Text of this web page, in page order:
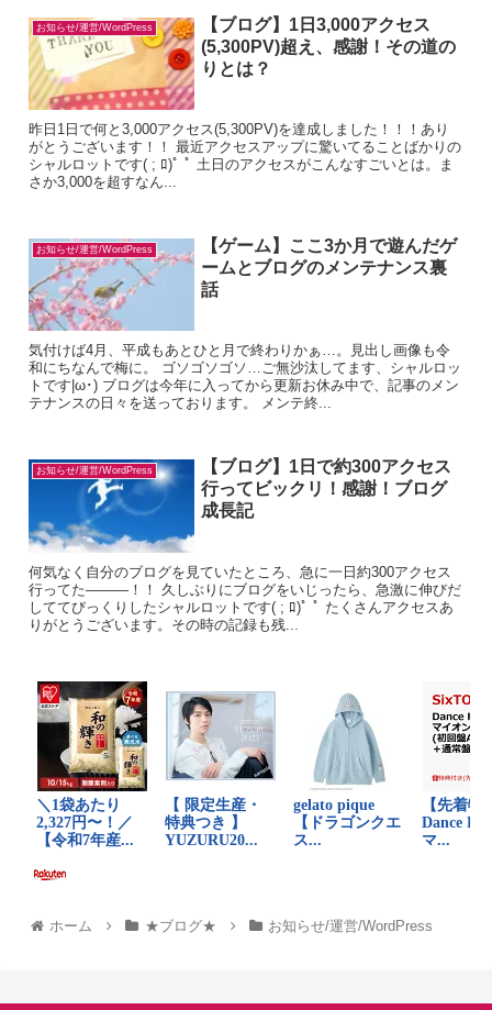
お知らせ/運営/WordPress
【ブログ】1日3,000アクセス
(5,300PV)超え、感謝！その道の
りとは？
昨日1日で何と3,000アクセス(5,300PV)を達成しました！！！あり
がとうございます！！ 最近アクセスアップに驚いてることばかりの
シャルロットです( ; ﾛ)ﾟ ﾟ 土日のアクセスがこんなすごいとは。ま
さか3,000を超すなん...
お知らせ/運営/WordPress
【ゲーム】ここ3か月で遊んだゲ
ームとブログのメンテナンス裏
話
気付けば4月、平成もあとひと月で終わりかぁ…。見出し画像も令
和にちなんで梅に。 ゴソゴソゴソ…ご無沙汰してます、シャルロッ
トです|ω･) ブログは今年に入ってから更新お休み中で、記事のメン
テナンスの日々を送っております。 メンテ終...
お知らせ/運営/WordPress
【ブログ】1日で約300アクセス
行ってビックリ！感謝！ブログ
成長記
何気なく自分のブログを見ていたところ、急に一日約300アクセス
行ってた―――！！ 久しぶりにブログをいじったら、急激に伸びだ
しててびっくりしたシャルロットです( ; ﾛ)ﾟ ﾟ たくさんアクセスあ
りがとうございます。その時の記録も残...
ホーム ★ブログ★ お知らせ/運営/WordPress